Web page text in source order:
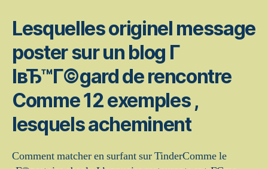
Lesquelles originel message
poster sur un blog Г
lвЂ™Г©gard de rencontre
Comme 12 exemples ,
lesquels acheminent
Comment matcher en surfant sur TinderComme le